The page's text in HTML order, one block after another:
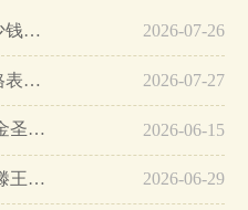
金圣滕王阁长天一色香烟多少钱一包… 2026-07-26
金圣滕王阁长天一色香烟价格表图2025… 2026-07-27
金圣滕王阁香烟价格表大全 金圣滕王阁多少钱一包… 2026-06-15
金圣滕王阁香烟多少钱 金圣滕王阁香烟价格表图2025… 2026-06-29